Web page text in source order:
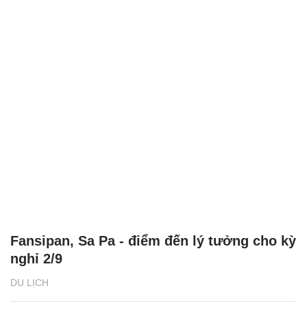
DU LỊCH
Fansipan, Sa Pa - điểm đến lý tưởng cho kỳ
nghỉ 2/9